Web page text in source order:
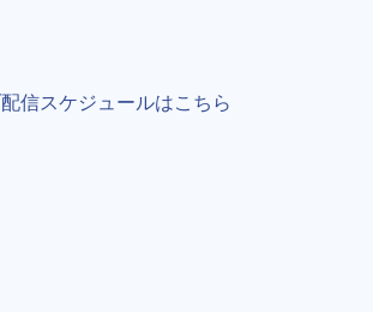
信スケジュールはこちら